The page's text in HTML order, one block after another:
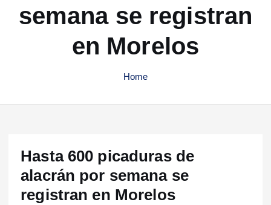
semana se registran
en Morelos
Home
Hasta 600 picaduras de
alacrán por semana se
registran en Morelos